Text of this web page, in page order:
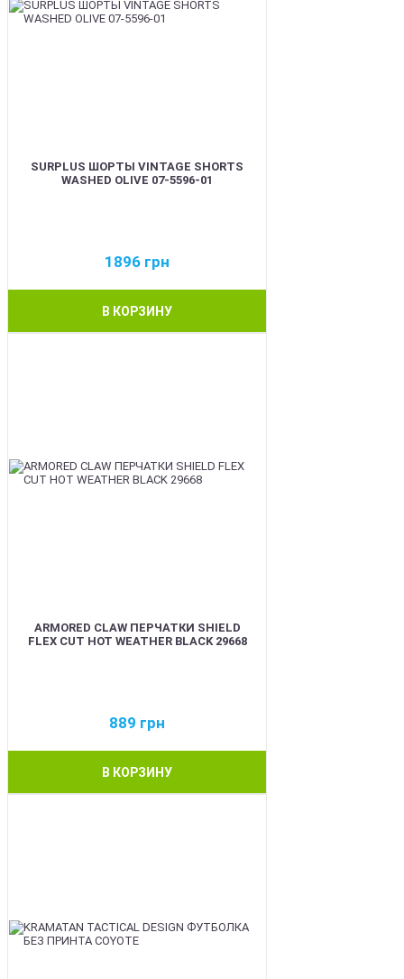
SURPLUS ШОРТЫ VINTAGE SHORTS
WASHED OLIVE 07-5596-01
1896 грн
В КОРЗИНУ
ARMORED CLAW ПЕРЧАТКИ SHIELD
FLEX CUT HOT WEATHER BLACK 29668
889 грн
В КОРЗИНУ